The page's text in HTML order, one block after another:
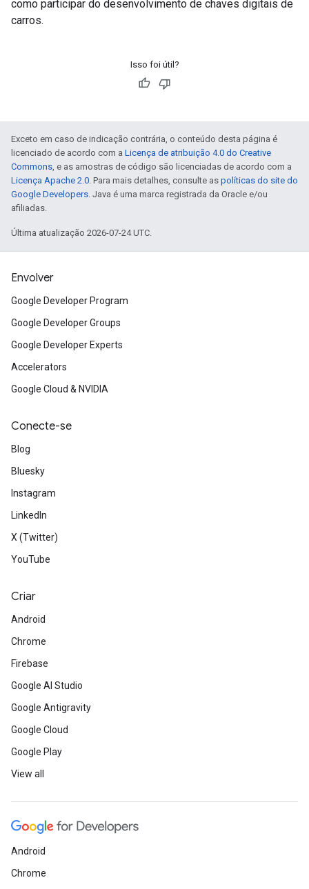
como participar do desenvolvimento de chaves digitais de
carros.
Isso foi útil?
Exceto em caso de indicação contrária, o conteúdo desta página é
licenciado de acordo com a Licença de atribuição 4.0 do Creative
Commons, e as amostras de código são licenciadas de acordo com a
Licença Apache 2.0. Para mais detalhes, consulte as políticas do site do
Google Developers. Java é uma marca registrada da Oracle e/ou
afiliadas.
Última atualização 2026-07-24 UTC.
Envolver
Google Developer Program
Google Developer Groups
Google Developer Experts
Accelerators
Google Cloud & NVIDIA
Conecte-se
Blog
Bluesky
Instagram
LinkedIn
X (Twitter)
YouTube
Criar
Android
Chrome
Firebase
Google AI Studio
Google Antigravity
Google Cloud
Google Play
View all
Android
Chrome